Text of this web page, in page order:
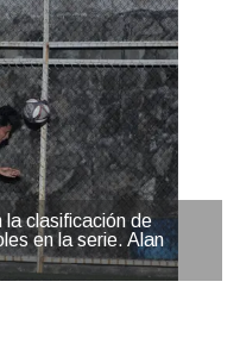
la clasificación de
en la serie. Alan